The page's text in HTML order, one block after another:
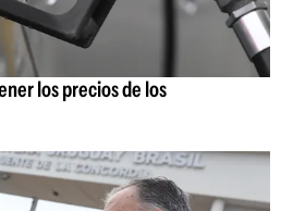
los precios de los